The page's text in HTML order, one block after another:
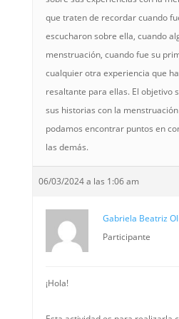
que traten de recordar cuando
escucharon sobre ella, cuando
menstruación, cuando fue su
cualquier otra experiencia que
resaltante para ellas. El objetivo
sus historias con la
podamos encontrar puntos en
las demás.
06/03/2024 a las 1:06 am
Gabriela Beatriz
Participante
¡Hola!